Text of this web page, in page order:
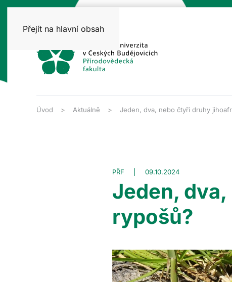
Přejít na hlavní obsah
Úvod Aktuálně Jeden, dva, nebo čtyři druhy
PŘF 09.10.2024
Jeden,
rypošů?